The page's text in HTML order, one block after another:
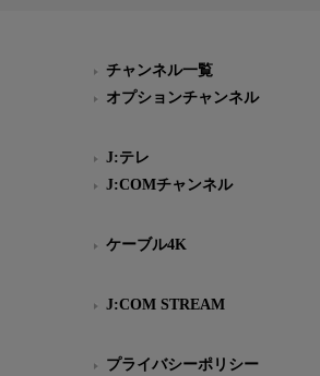
チャンネル一覧
オプションチャンネル
J:テレ
J:COMチャンネル
ケーブル4K
J:COM STREAM
プライバシーポリシー